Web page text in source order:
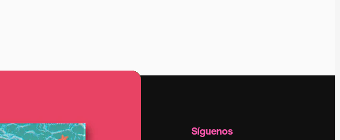
Información útil Síguenos